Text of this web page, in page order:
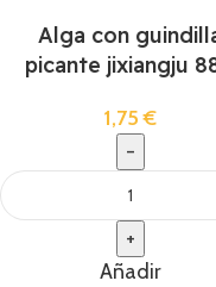
Alga con
picante jixiangju
1,75€
Añadir